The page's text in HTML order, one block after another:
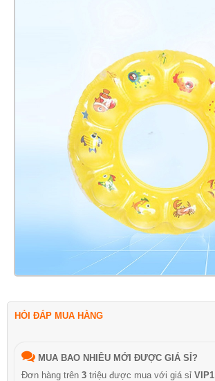
HỎI ĐÁP MUA HÀNG
MUA BAO NHIÊU MỚI ĐƯỢC GIÁ SỈ?
Đơn hàng trên 3 triệu được mua với giá sỉ VIP1